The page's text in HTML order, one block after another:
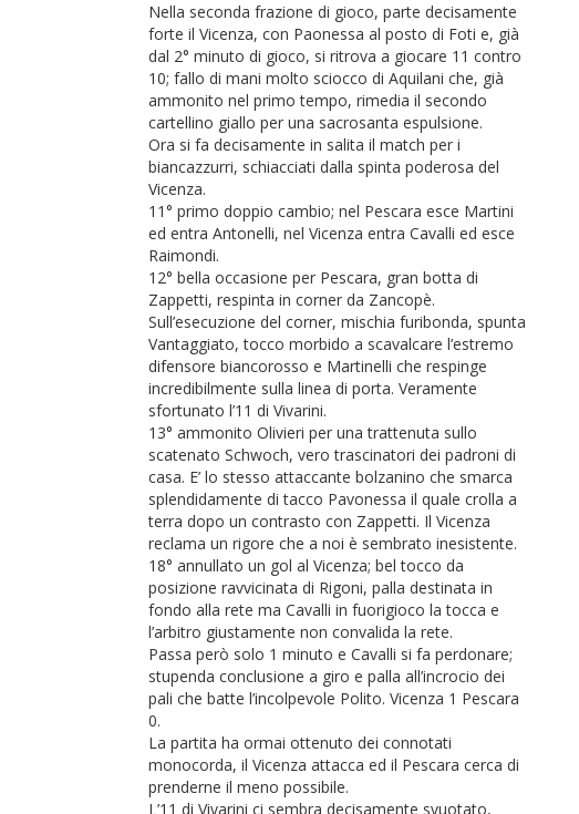
Nella seconda frazione di gioco, parte decisamente
forte il Vicenza, con Paonessa al posto di Foti e, già
dal 2° minuto di gioco, si ritrova a giocare 11 contro
10; fallo di mani molto sciocco di Aquilani che, già
ammonito nel primo tempo, rimedia il secondo
cartellino giallo per una sacrosanta espulsione.
Ora si fa decisamente in salita il match per i
biancazzurri, schiacciati dalla spinta poderosa del
Vicenza.
11° primo doppio cambio; nel Pescara esce Martini
ed entra Antonelli, nel Vicenza entra Cavalli ed esce
Raimondi.
12° bella occasione per Pescara, gran botta di
Zappetti, respinta in corner da Zancopè.
Sull’esecuzione del corner, mischia furibonda, spunta
Vantaggiato, tocco morbido a scavalcare l’estremo
difensore biancorosso e Martinelli che respinge
incredibilmente sulla linea di porta. Veramente
sfortunato l’11 di Vivarini.
13° ammonito Olivieri per una trattenuta sullo
scatenato Schwoch, vero trascinatori dei padroni di
casa. E’ lo stesso attaccante bolzanino che smarca
splendidamente di tacco Pavonessa il quale crolla a
terra dopo un contrasto con Zappetti. Il Vicenza
reclama un rigore che a noi è sembrato inesistente.
18° annullato un gol al Vicenza; bel tocco da
posizione ravvicinata di Rigoni, palla destinata in
fondo alla rete ma Cavalli in fuorigioco la tocca e
l’arbitro giustamente non convalida la rete.
Passa però solo 1 minuto e Cavalli si fa perdonare;
stupenda conclusione a giro e palla all’incrocio dei
pali che batte l’incolpevole Polito. Vicenza 1 Pescara
0.
La partita ha ormai ottenuto dei connotati
monocorda, il Vicenza attacca ed il Pescara cerca di
prenderne il meno possibile.
L’11 di Vivarini ci sembra decisamente svuotato,